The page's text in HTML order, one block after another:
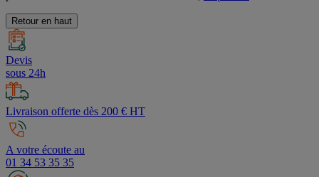
Retour en haut
Devis
sous 24h
Livraison offerte dès 200 € HT
A votre écoute au
01 34 53 35 35